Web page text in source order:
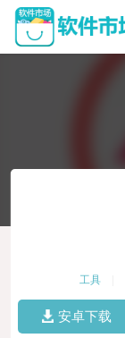
工具
安卓下载